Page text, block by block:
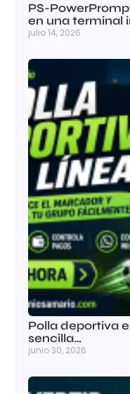
PS-
en una terminal
julio 14, 2026
Polla deportiva
sencilla…
junio 30, 2026